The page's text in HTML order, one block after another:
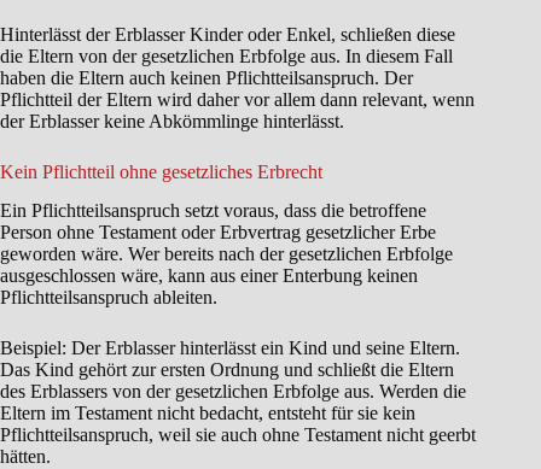
Hinterlässt der Erblasser Kinder oder Enkel, schließen diese
die Eltern von der gesetzlichen Erbfolge aus. In diesem Fall
haben die Eltern auch keinen Pflichtteilsanspruch. Der
Pflichtteil der Eltern wird daher vor allem dann relevant, wenn
der Erblasser keine Abkömmlinge hinterlässt.
Kein Pflichtteil ohne gesetzliches Erbrecht
Ein Pflichtteilsanspruch setzt voraus, dass die betroffene
Person ohne Testament oder Erbvertrag gesetzlicher Erbe
geworden wäre. Wer bereits nach der gesetzlichen Erbfolge
ausgeschlossen wäre, kann aus einer Enterbung keinen
Pflichtteilsanspruch ableiten.
Beispiel: Der Erblasser hinterlässt ein Kind und seine Eltern.
Das Kind gehört zur ersten Ordnung und schließt die Eltern
des Erblassers von der gesetzlichen Erbfolge aus. Werden die
Eltern im Testament nicht bedacht, entsteht für sie kein
Pflichtteilsanspruch, weil sie auch ohne Testament nicht geerbt
hätten.